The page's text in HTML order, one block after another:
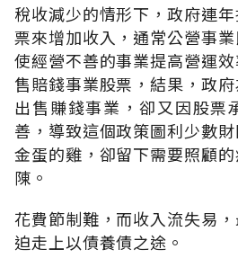
稅收減少的情形下，政府連
票來增加收入，通常公營事
使經營不善的事業提高營運
售賠錢事業股票，結果，政
出售賺錢事業，卻又因股票
善，導致這個政策圖利少數
金蛋的雞，卻留下需要照顧
陳。
花費節制難，而收入流失易
迫走上以債養債之途。